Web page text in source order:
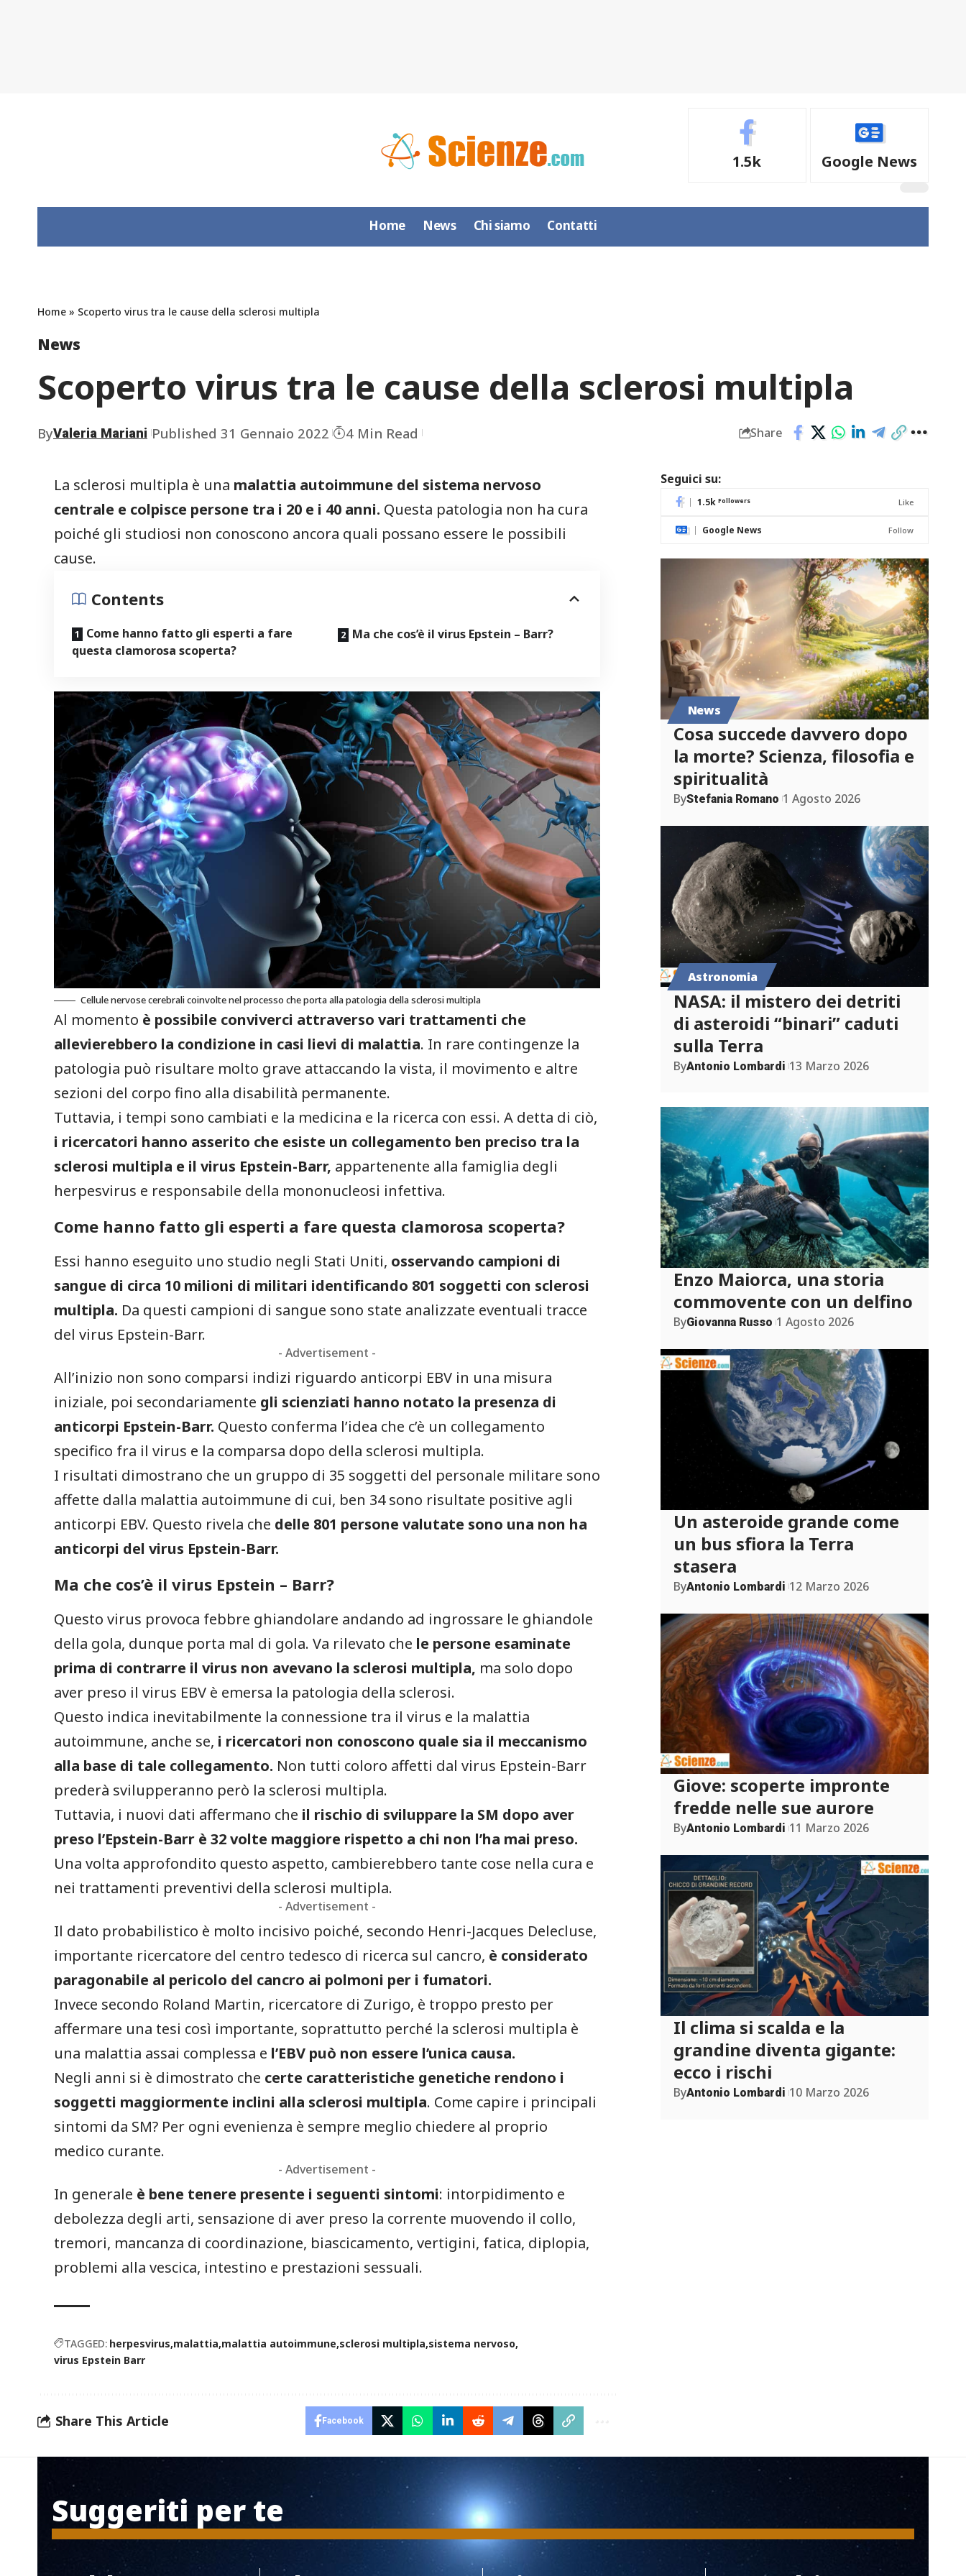
1.5k Google News
Home News Chi siamo Contatti
Home » Scoperto virus tra le cause della sclerosi multipla
News
Scoperto virus tra le cause della sclerosi multipla
ByValeria Mariani Published 31 Gennaio 2022 4 Min Read Share
La sclerosi multipla è una malattia autoimmune del sistema nervoso
centrale e colpisce persone tra i 20 e i 40 anni. Questa patologia non ha cura
poiché gli studiosi non conoscono ancora quali possano essere le possibili
cause.
Contents
Come hanno fatto gli esperti a fare
questa clamorosa scoperta?
Ma che cos’è il virus Epstein – Barr?
Cellule nervose cerebrali coinvolte nel processo che porta alla patologia della sclerosi multipla
Al momento è possibile conviverci attraverso vari trattamenti che
allevierebbero la condizione in casi lievi di malattia. In rare contingenze la
patologia può risultare molto grave attaccando la vista, il movimento e altre
sezioni del corpo fino alla disabilità permanente.
Tuttavia, i tempi sono cambiati e la medicina e la ricerca con essi. A detta di ciò,
i ricercatori hanno asserito che esiste un collegamento ben preciso tra la
sclerosi multipla e il virus Epstein-Barr, appartenente alla famiglia degli
herpesvirus e responsabile della mononucleosi infettiva.
Come hanno fatto gli esperti a fare questa clamorosa scoperta?
Essi hanno eseguito uno studio negli Stati Uniti, osservando campioni di
sangue di circa 10 milioni di militari identificando 801 soggetti con sclerosi
multipla. Da questi campioni di sangue sono state analizzate eventuali tracce
del virus Epstein-Barr.
- Advertisement -
All’inizio non sono comparsi indizi riguardo anticorpi EBV in una misura
iniziale, poi secondariamente gli scienziati hanno notato la presenza di
anticorpi Epstein-Barr. Questo conferma l’idea che c’è un collegamento
specifico fra il virus e la comparsa dopo della sclerosi multipla.
I risultati dimostrano che un gruppo di 35 soggetti del personale militare sono
affette dalla malattia autoimmune di cui, ben 34 sono risultate positive agli
anticorpi EBV. Questo rivela che delle 801 persone valutate sono una non ha
anticorpi del virus Epstein-Barr.
Ma che cos’è il virus Epstein – Barr?
Questo virus provoca febbre ghiandolare andando ad ingrossare le ghiandole
della gola, dunque porta mal di gola. Va rilevato che le persone esaminate
prima di contrarre il virus non avevano la sclerosi multipla, ma solo dopo
aver preso il virus EBV è emersa la patologia della sclerosi.
Questo indica inevitabilmente la connessione tra il virus e la malattia
autoimmune, anche se, i ricercatori non conoscono quale sia il meccanismo
alla base di tale collegamento. Non tutti coloro affetti dal virus Epstein-Barr
prederà svilupperanno però la sclerosi multipla.
Tuttavia, i nuovi dati affermano che il rischio di sviluppare la SM dopo aver
preso l’Epstein-Barr è 32 volte maggiore rispetto a chi non l’ha mai preso.
Una volta approfondito questo aspetto, cambierebbero tante cose nella cura e
nei trattamenti preventivi della sclerosi multipla.
- Advertisement -
Il dato probabilistico è molto incisivo poiché, secondo Henri-Jacques Delecluse,
importante ricercatore del centro tedesco di ricerca sul cancro, è considerato
paragonabile al pericolo del cancro ai polmoni per i fumatori.
Invece secondo Roland Martin, ricercatore di Zurigo, è troppo presto per
affermare una tesi così importante, soprattutto perché la sclerosi multipla è
una malattia assai complessa e l’EBV può non essere l’unica causa.
Negli anni si è dimostrato che certe caratteristiche genetiche rendono i
soggetti maggiormente inclini alla sclerosi multipla. Come capire i principali
sintomi da SM? Per ogni evenienza è sempre meglio chiedere al proprio
medico curante.
- Advertisement -
In generale è bene tenere presente i seguenti sintomi: intorpidimento e
debolezza degli arti, sensazione di aver preso la corrente muovendo il collo,
tremori, mancanza di coordinazione, biascicamento, vertigini, fatica, diplopia,
problemi alla vescica, intestino e prestazioni sessuali.
TAGGED: herpesvirus malattia malattia autoimmune sclerosi multipla sistema nervoso
virus Epstein Barr
Share This Article Facebook
Seguici su:
1.5k Followers Like
Google News Follow
News
Cosa succede davvero dopo
la morte? Scienza, filosofia e
spiritualità
ByStefania Romano 1 Agosto 2026
Astronomia
NASA: il mistero dei detriti
di asteroidi “binari” caduti
sulla Terra
ByAntonio Lombardi 13 Marzo 2026
Enzo Maiorca, una storia
commovente con un delfino
ByGiovanna Russo 1 Agosto 2026
Un asteroide grande come
un bus sfiora la Terra
stasera
ByAntonio Lombardi 12 Marzo 2026
Giove: scoperte impronte
fredde nelle sue aurore
ByAntonio Lombardi 11 Marzo 2026
Il clima si scalda e la
grandine diventa gigante:
ecco i rischi
ByAntonio Lombardi 10 Marzo 2026
Suggeriti per te